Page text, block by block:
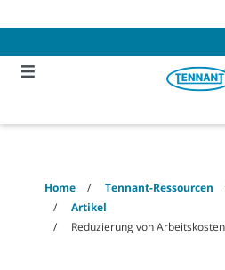
to
to
menu
Home Tennant-Ressourcen
Artikel
Reduzierung von